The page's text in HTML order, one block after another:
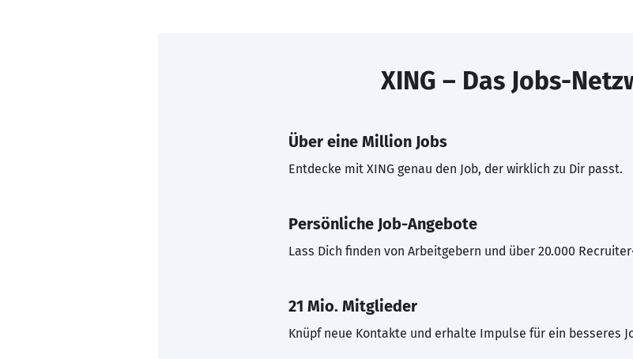
XING – Das Jobs-
Über eine Million Jobs
Entdecke mit XING genau den Job, der wirklich zu Dir passt.
Persönliche Job-Angebote
Lass Dich finden von Arbeitgebern und über 20.000
21 Mio. Mitglieder
Knüpf neue Kontakte und erhalte Impulse für ein besseres